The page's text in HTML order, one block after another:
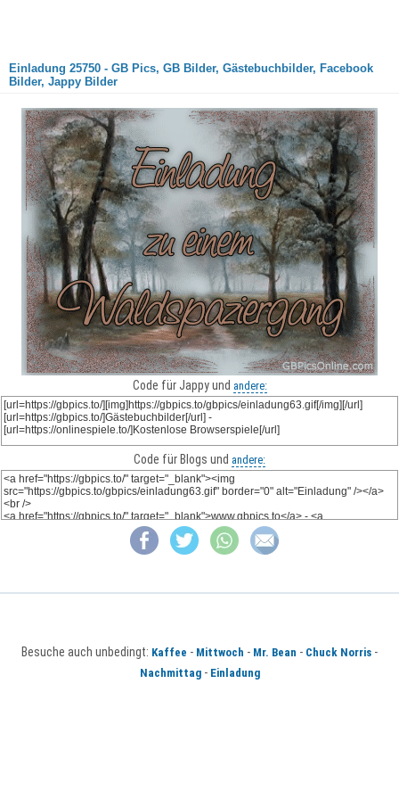
Einladung 25750 - GB Pics, GB Bilder, Gästebuchbilder, Facebook
Bilder, Jappy Bilder
Code für Jappy und andere:
Code für Blogs und andere:
Besuche auch unbedingt: Kaffee - Mittwoch - Mr. Bean - Chuck Norris -
Nachmittag- Einladung